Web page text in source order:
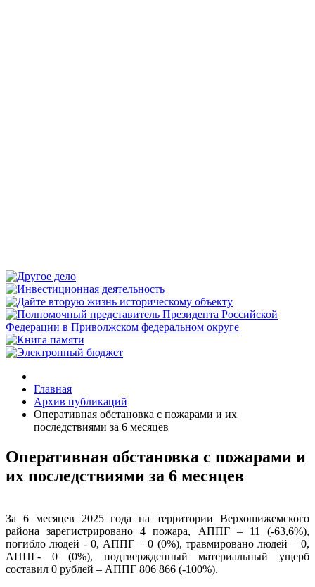
Главная
Архив публикаций
Оперативная обстановка с пожарами и их
последствиями за 6 месяцев
Оперативная обстановка с пожарами и
их последствиями за 6 месяцев
За 6 месяцев 2025 года на территории Верхошижемского
района зарегистрировано 4 пожара, АППГ – 11 (-63,6%),
погибло людей - 0, АППГ – 0 (0%), травмировано людей – 0,
АППГ- 0 (0%), подтвержденный материальный ущерб
составил 0 рублей – АППГ 806 866 (-100%).